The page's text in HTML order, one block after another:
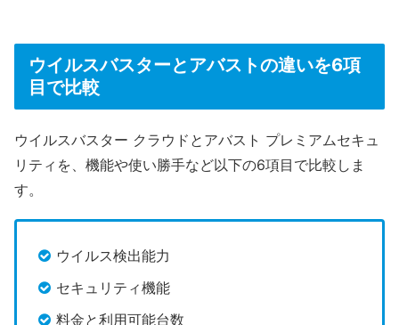
ウイルスバスターとアバストの違いを6項
目で比較
ウイルスバスター クラウドとアバスト プレミアムセキュ
リティを、機能や使い勝手など以下の6項目で比較しま
す。
ウイルス検出能力
セキュリティ機能
料金と利用可能台数